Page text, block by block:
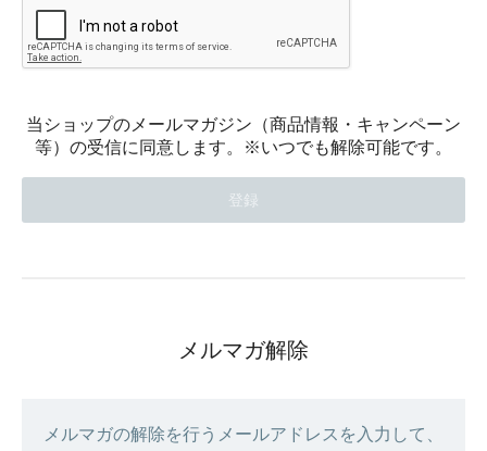
当ショップのメールマガジン（商品情報・キャンペーン
等）の受信に同意します。※いつでも解除可能です。
メルマガ解除
メルマガの解除を行うメールアドレスを入力して、